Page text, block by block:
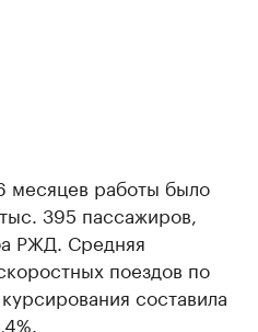
месяцев работы было
395 пассажиров,
РЖД. Средняя
поездов по
составила